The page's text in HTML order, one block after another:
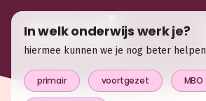
In welk onderwijs werk je?
hiermee kunnen we je nog beter helpen
primair voortgezet MBO